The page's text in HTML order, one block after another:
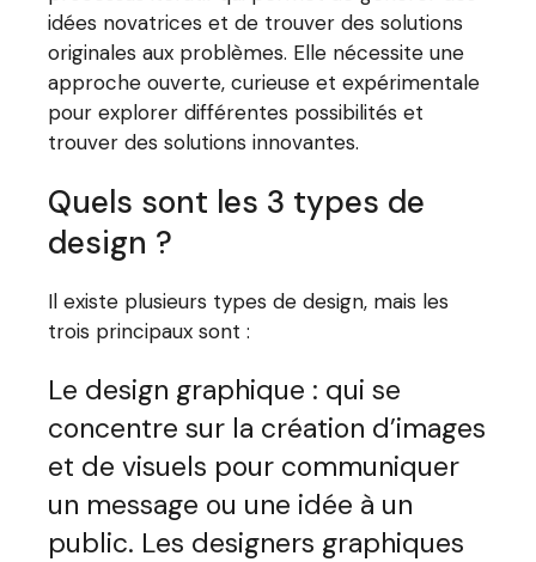
idées novatrices et de trouver des solutions
originales aux problèmes. Elle nécessite une
approche ouverte, curieuse et expérimentale
pour explorer différentes possibilités et
trouver des solutions innovantes.
Quels sont les 3 types de
design ?
Il existe plusieurs types de design, mais les
trois principaux sont :
Le design graphique : qui se
concentre sur la création d’images
et de visuels pour communiquer
un message ou une idée à un
public. Les designers graphiques